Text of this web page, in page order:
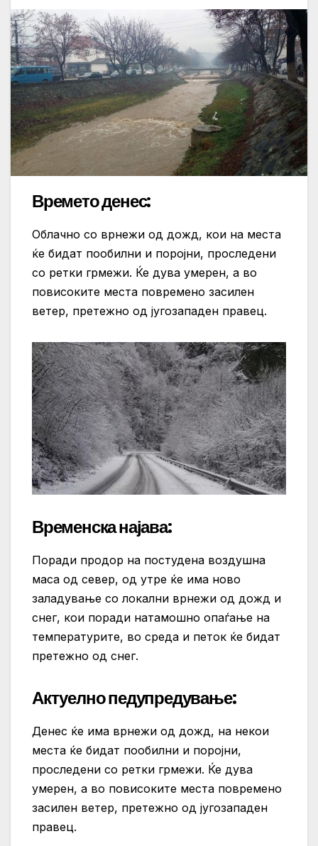
Времето денес:
Облачно со врнежи од дожд, кои на места
ќе бидат пообилни и поројни, проследени
со ретки грмежи. Ќе дува умерен, а во
повисоките места повремено засилен
ветер, претежно од југозападен правец.
Временска најава:
Поради продор на постудена воздушна
маса од север, од утре ќе има ново
заладување со локални врнежи од дожд и
снег, кои поради натамошно опаѓање на
температурите, во среда и петок ќе бидат
претежно од снег.
Актуелно педупредување:
Денес ќе има врнежи од дожд, на некои
места ќе бидат пообилни и поројни,
проследени со ретки грмежи. Ќе дува
умерен, а во повисоките места повремено
засилен ветер, претежно од југозападен
правец.